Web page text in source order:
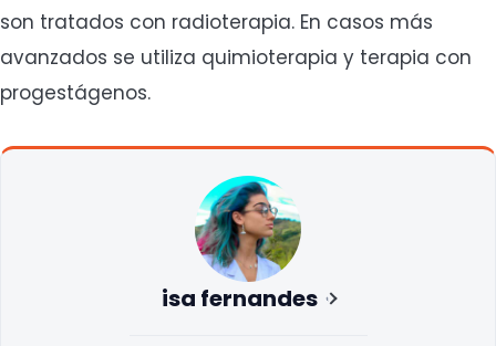
son tratados con radioterapia. En casos más
avanzados se utiliza quimioterapia y terapia con
progestágenos.
isa fernandes